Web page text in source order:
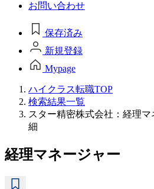
お問い合わせ
保存済み
新規登録
Mypage
ハイクラス転職TOP
検索結果一覧
スター精密株式会社：経理
細
経理マネージャー